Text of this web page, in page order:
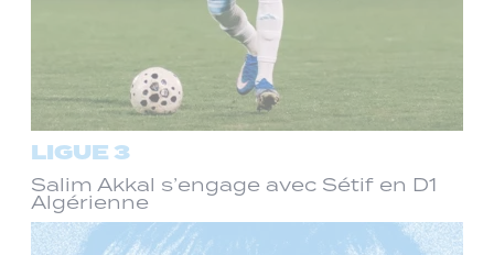
LIGUE 3
Salim Akkal s’engage avec Sétif en D1
Algérienne